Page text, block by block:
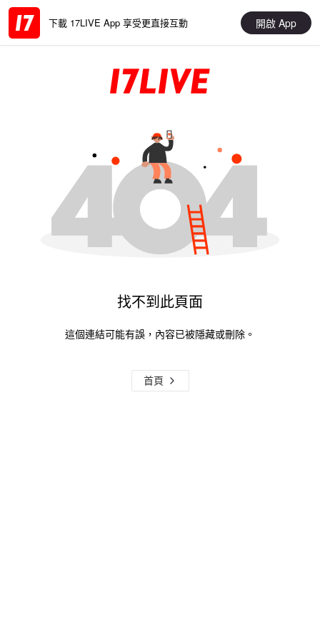
下載 17LIVE App 享受更直接互動 開啟 App
找不到此頁面
這個連結可能有誤，內容已被隱藏或刪除。
首頁